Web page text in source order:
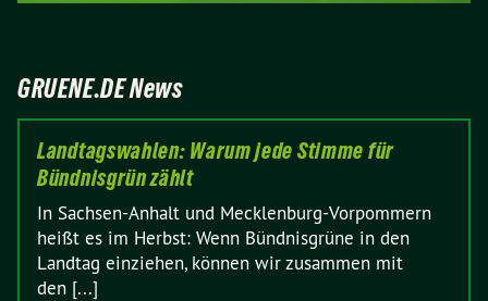
GRUENE.DE News
Landtagswahlen: Warum jede Stimme für
Bündnisgrün zählt
In Sachsen-Anhalt und Mecklenburg-Vorpommern
heißt es im Herbst: Wenn Bündnisgrüne in den
Landtag einziehen, können wir zusammen mit
den [...]